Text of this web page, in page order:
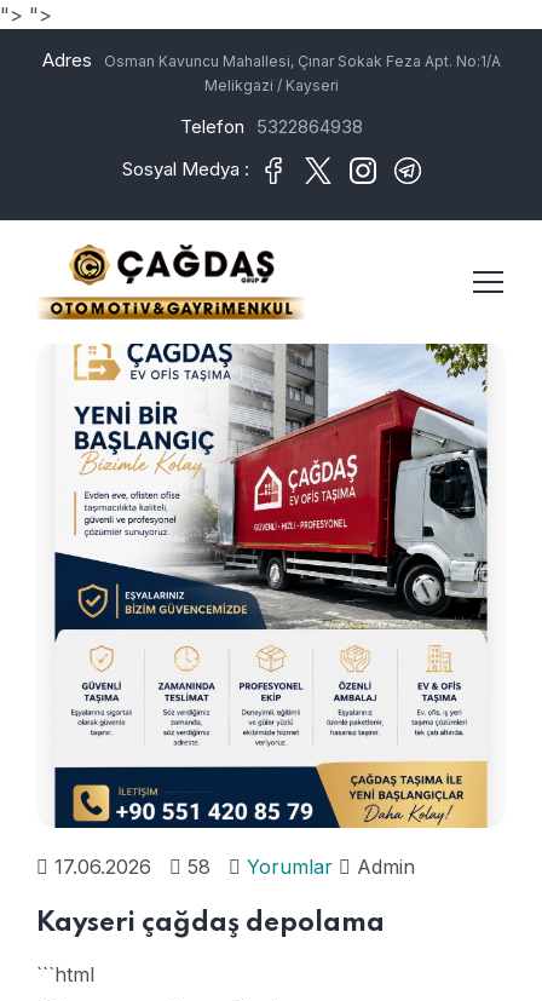
"> ">
Adres
Osman Kavuncu Mahallesi, Çınar Sokak Feza Apt. No:1/A
Melikgazi / Kayseri
Telefon
5322864938
Sosyal Medya :
17.06.2026 58 Yorumlar Admin
Kayseri çağdaş depolama
```html